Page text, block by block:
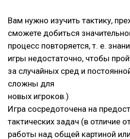
Вам нужно изучить тактику,
сможете добиться
процесс повторяется, т. е.
игры недостаточно, чтобы
за случайных сред и
сложны для
новых игроков.)
Игра сосредоточена на
тактических задач (в отличие
работы над общей картиной